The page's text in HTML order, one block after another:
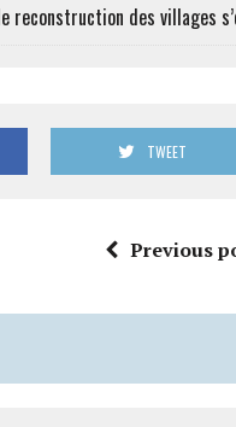
reconstruction des villages
TWEET
Previous